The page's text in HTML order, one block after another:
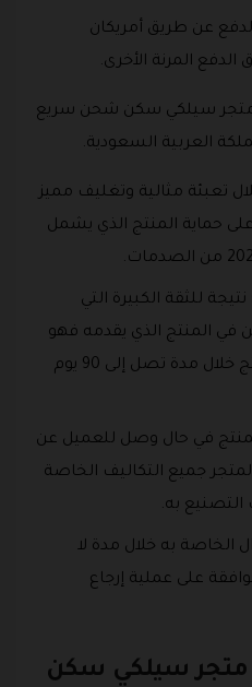
عن طريق أمريكان
المرنة الأخرى.
متجر سيلكي سكن شحن سريع
العربية السعودية.
تعبئة مثالية وتغليف مميز
حماية المنتج الذي يشمل
نتيجة للثقة الكبيرة التي
المنتج الذي يقدمه فهو
يضمن للعملاء إرجاع المنتج خلال مدة تصل إلى 90 يوم
في حال وصل للعميل عن
جميع التكاليف الخاصة
به.
الخاصة به خلال مدة لا
الموافقة على عملية إرجاع
متجر سيلكي سكن